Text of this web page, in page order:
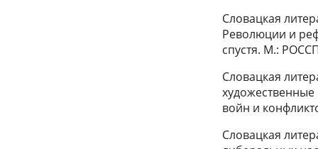
Словацкая
Революции и
спустя. М.:
Словацкая
войн и
Словацкая